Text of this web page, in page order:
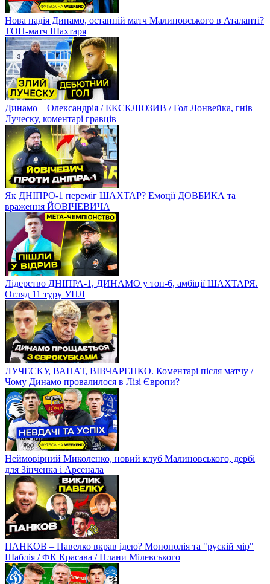
Нова надія Динамо, останній матч Малиновського в Аталанті?
ТОП-матч Шахтаря
Динамо – Олександрія / ЕКСКЛЮЗИВ / Гол Лонвейка, гнів
Луческу, коментарі гравців
Як ДНІПРО-1 переміг ШАХТАР? Емоції ДОВБИКА та
враження ЙОВІЧЕВИЧА
Лідерство ДНІПРА-1, ДИНАМО у топ-6, амбіції ШАХТАРЯ.
Огляд 11 туру УПЛ
ЛУЧЕСКУ, ВАНАТ, ВІВЧАРЕНКО. Коментарі після матчу /
Чому Динамо провалилося в Лізі Європи?
Неймовірний Миколенко, новий клуб Малиновського, дербі
для Зінченка і Арсенала
ПАНКОВ – Павелко вкрав ідею? Монополія та "рускій мір"
Шаблія / ФК Красава / Плани Мілевського